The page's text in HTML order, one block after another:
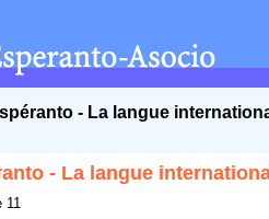
- La langue
- La langue
11